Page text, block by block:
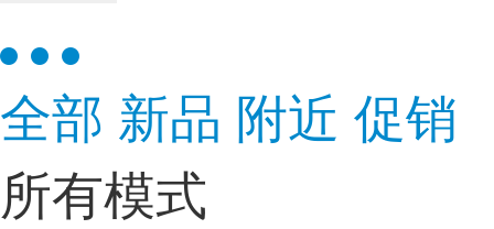
全部 新品 附近 促销
所有模式